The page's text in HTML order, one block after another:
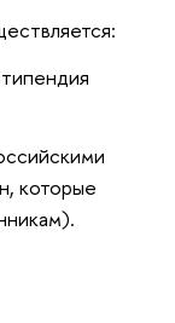
которые